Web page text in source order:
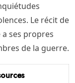
Le récit de
ses propres
de la guerre.